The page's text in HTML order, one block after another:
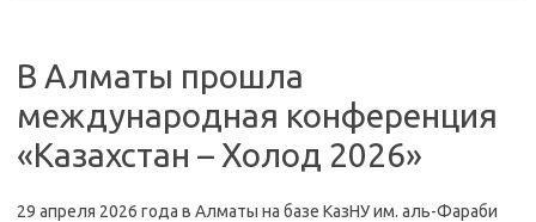
В Алматы прошла
международная конференция
«Казахстан – Холод 2026»
29 апреля 2026 года в Алматы на базе КазНУ им. аль-Фараби